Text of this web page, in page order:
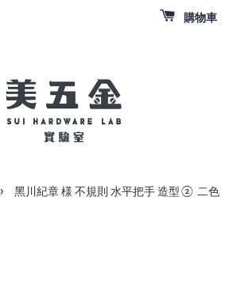
購物車
›
黑川紀章 様 不規則 水平把手 造型② 二色